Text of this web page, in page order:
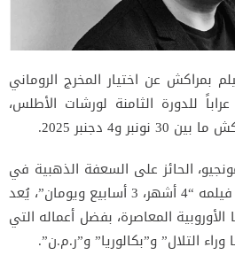
بمراكش عن اختيار المخرج الروماني
للدورة الثامنة لورشات الأطلس،
و4 دجنبر 2025.
الحائز على السعفة الذهبية في
مهرجان كان سنة 2007 عن فيلمه “4 أشهر، 3 أسابيع ويومان”، يُعد
المعاصرة، بفضل أعماله التي
التلال” و”بكالوريا” و”ر.م.ن”.